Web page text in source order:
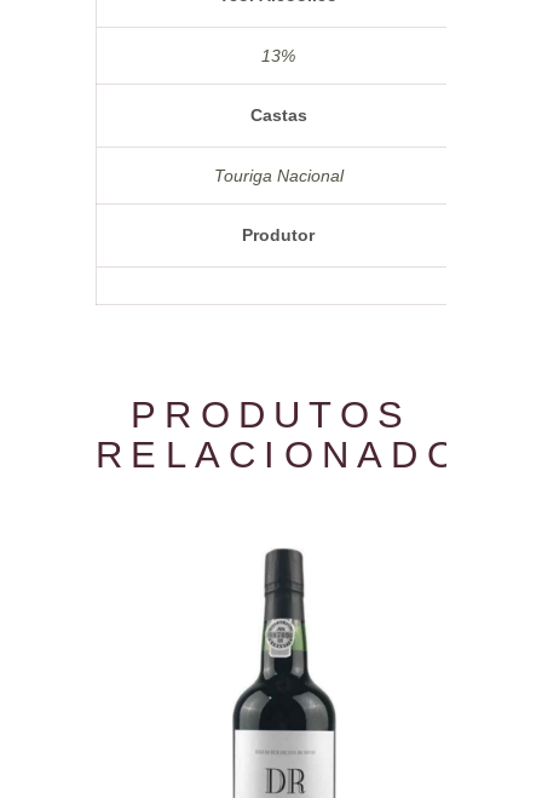
13%
Castas
Touriga Nacional
Produtor
PRODUTOS
RELACIONADOS